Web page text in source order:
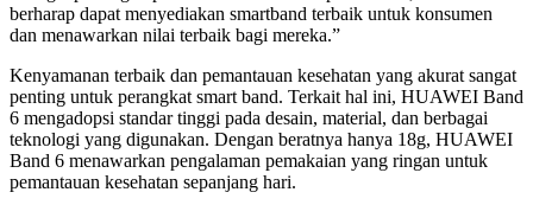
berharap dapat menyediakan smartband terbaik untuk konsumen
dan menawarkan nilai terbaik bagi mereka.”
Kenyamanan terbaik dan pemantauan kesehatan yang akurat sangat
penting untuk perangkat smart band. Terkait hal ini, HUAWEI Band
6 mengadopsi standar tinggi pada desain, material, dan berbagai
teknologi yang digunakan. Dengan beratnya hanya 18g, HUAWEI
Band 6 menawarkan pengalaman pemakaian yang ringan untuk
pemantauan kesehatan sepanjang hari.